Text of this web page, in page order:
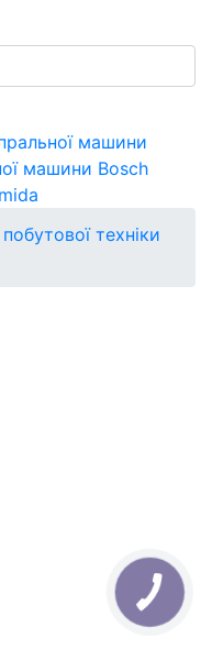
машини
машини Bosch
техніки